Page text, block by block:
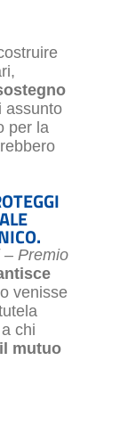
assunto
per la
– Premio
venisse
chi
mutuo